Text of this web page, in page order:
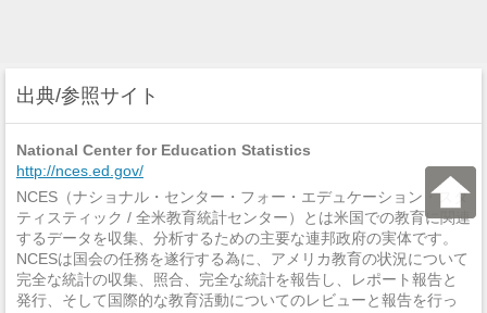
出典/参照サイト
National Center for Education Statistics
http://nces.ed.gov/
NCES（ナショナル・センター・フォー・エデュケーション・スタ
ティスティック / 全米教育統計センター）とは米国での教育に関連
するデータを収集、分析するための主要な連邦政府の実体です。
NCESは国会の任務を遂行する為に、アメリカ教育の状況について
完全な統計の収集、照合、完全な統計を報告し、レポート報告と
発行、そして国際的な教育活動についてのレビューと報告を行っ